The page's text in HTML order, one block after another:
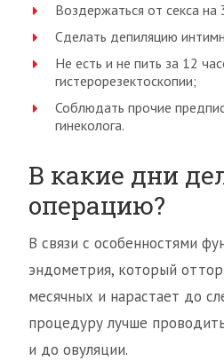
Воздержаться от секса на
Сделать депиляцию
Не есть и не пить за 12
гистерорезектоскопии;
Соблюдать прочие
гинеколога.
В какие дни
операцию?
В связи с особенностями
эндометрия, который
месячных и нарастает до
процедуру лучше
и до овуляции.